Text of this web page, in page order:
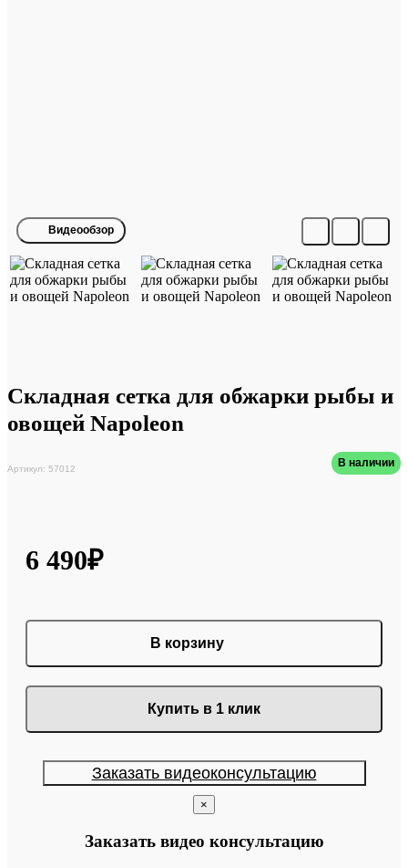
Видеообзор
Складная сетка для обжарки рыбы и
овощей Napoleon
Артикул: 57012 В наличии
6 490₽
В корзину
Купить в 1 клик
Заказать видеоконсультацию
×
Заказать видео консультацию